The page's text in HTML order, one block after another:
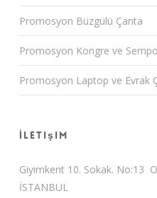
Promosyon Büzgülü Çanta
Promosyon Kongre ve
Promosyon Laptop ve Evrak
İletişim
Giyimkent 10. Sokak. No:13
İSTANBUL